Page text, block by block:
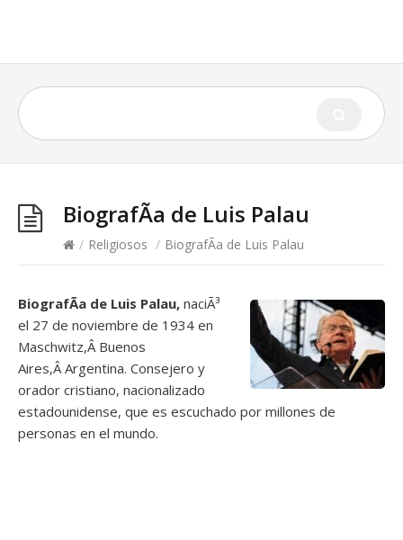
BiografÃ­a de Luis Palau
/ Religiosos / BiografÃ­a de Luis Palau
BiografÃ­a de Luis Palau, naciÃ³
el 27 de noviembre de 1934 en
Maschwitz,Â Buenos
Aires,Â Argentina. Consejero y
orador cristiano, nacionalizado
estadounidense, que es escuchado por millones de
personas en el mundo.